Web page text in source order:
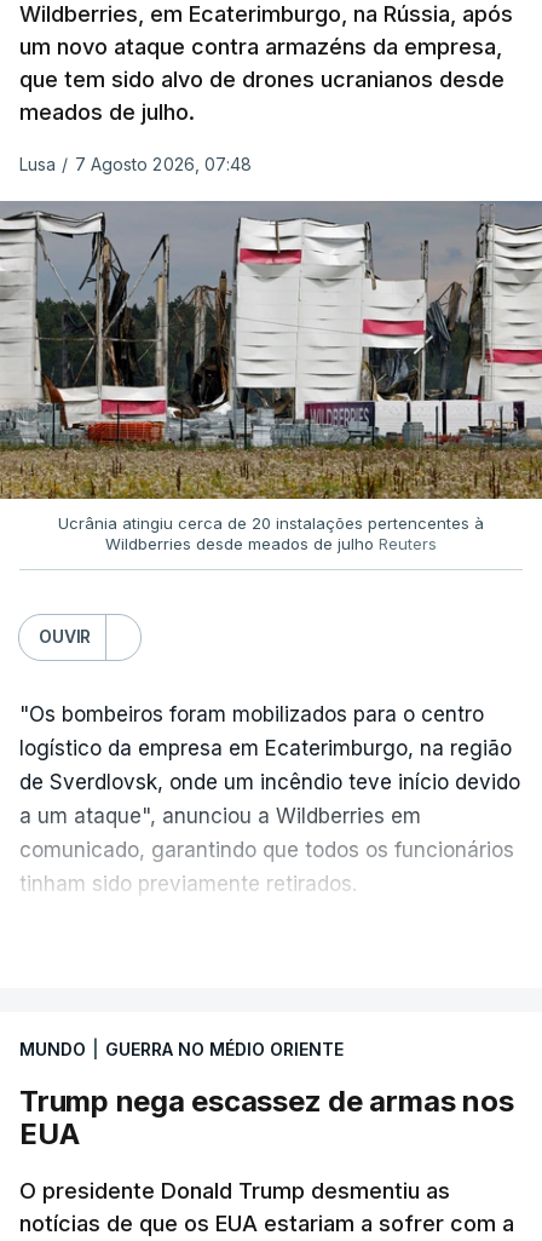
Wildberries, em Ecaterimburgo, na Rússia, após
um novo ataque contra armazéns da empresa,
que tem sido alvo de drones ucranianos desde
meados de julho.
Lusa / 7 Agosto 2026, 07:48
Ucrânia atingiu cerca de 20 instalações pertencentes à
Wildberries desde meados de julho Reuters
OUVIR
"Os bombeiros foram mobilizados para o centro
logístico da empresa em Ecaterimburgo, na região
de Sverdlovsk, onde um incêndio teve início devido
a um ataque", anunciou a Wildberries em
comunicado, garantindo que todos os funcionários
tinham sido previamente retirados.
Desde meados de julho, a Ucrânia atingiu cerca de
20 instalações pertencentes à Wildberries --- uma
plataforma de comércio online muito popular,
espalhadas por quase toda a Rússia e na Crimeia
MUNDO GUERRA NO MÉDIO ORIENTE
Trump nega escassez de armas nos
EUA
O presidente Donald Trump desmentiu as
notícias de que os EUA estariam a sofrer com a